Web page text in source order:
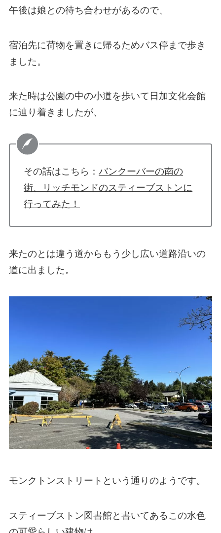
午後は娘との待ち合わせがあるので、
宿泊先に荷物を置きに帰るためバス停まで歩き
ました。
来た時は公園の中の小道を歩いて日加文化会館
に辿り着きましたが、
その話はこちら：バンクーバーの南の
街、リッチモンドのスティーブストンに
行ってみた！
来たのとは違う道からもう少し広い道路沿いの
道に出ました。
モンクトンストリートという通りのようです。
スティーブストン図書館と書いてあるこの水色